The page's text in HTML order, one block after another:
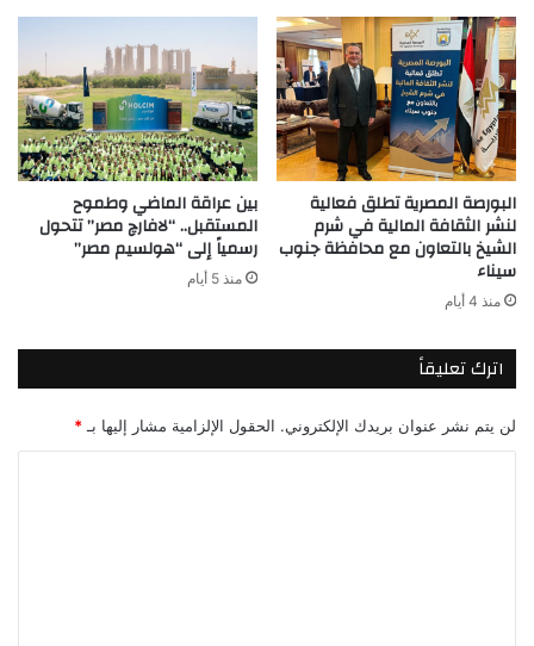
البورصة المصرية تطلق فعالية
لنشر الثقافة المالية في شرم
الشيخ بالتعاون مع محافظة جنوب
سيناء
منذ 4 أيام
بين عراقة الماضي وطموح
المستقبل.. “لافارچ مصر” تتحول
رسمياً إلى “هولسيم مصر”
منذ 5 أيام
اترك تعليقاً
لن يتم نشر عنوان بريدك الإلكتروني. الحقول الإلزامية مشار إليها بـ *